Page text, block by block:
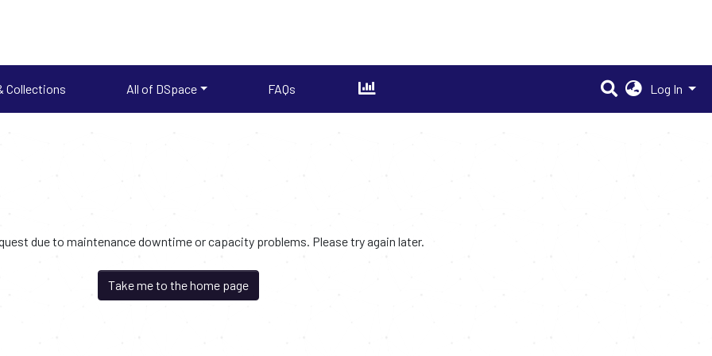
Collections All of DSpace FAQs Log In
due to maintenance downtime or capacity problems. Please try again later.
Take me to the home page